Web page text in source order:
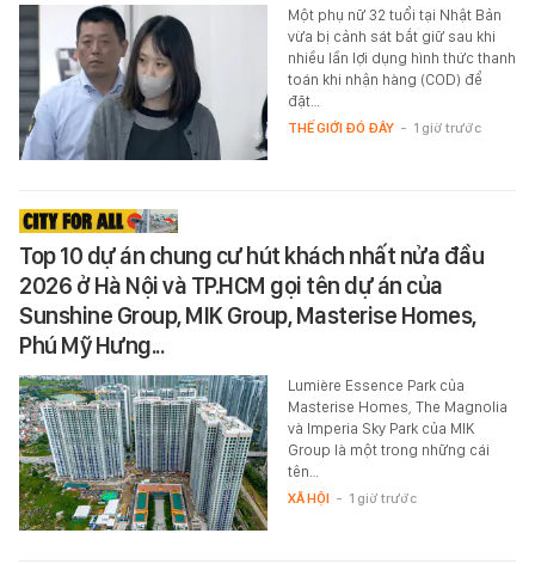
Một phụ nữ 32 tuổi tại Nhật Bản
vừa bị cảnh sát bắt giữ sau khi
nhiều lần lợi dụng hình thức thanh
toán khi nhận hàng (COD) để
đặt…
THẾ GIỚI ĐÓ ĐÂY - 1 giờ trước
Top 10 dự án chung cư hút khách nhất nửa đầu
2026 ở Hà Nội và TP.HCM gọi tên dự án của
Sunshine Group, MIK Group, Masterise Homes,
Phú Mỹ Hưng...
Lumière Essence Park của
Masterise Homes, The Magnolia
và Imperia Sky Park của MIK
Group là một trong những cái
tên…
XÃ HỘI - 1 giờ trước